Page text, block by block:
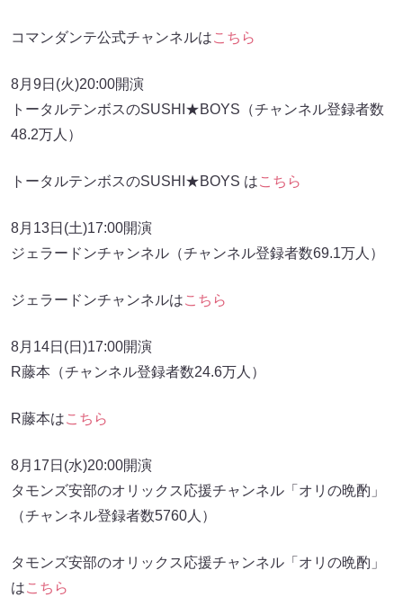
コマンダンテ公式チャンネルはこちら
8月9日(火)20:00開演
トータルテンボスのSUSHI★BOYS（チャンネル登録者数
48.2万人）
トータルテンボスのSUSHI★BOYS はこちら
8月13日(土)17:00開演
ジェラードンチャンネル（チャンネル登録者数69.1万人）
ジェラードンチャンネルはこちら
8月14日(日)17:00開演
R藤本（チャンネル登録者数24.6万人）
R藤本はこちら
8月17日(水)20:00開演
タモンズ安部のオリックス応援チャンネル「オリの晩酌」
（チャンネル登録者数5760人）
タモンズ安部のオリックス応援チャンネル「オリの晩酌」
はこちら